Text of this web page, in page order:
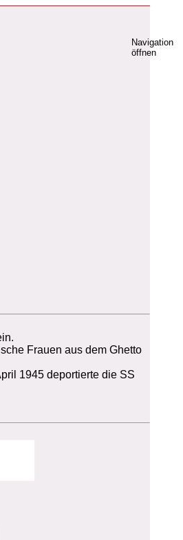
Navigation
öffnen
Frauen aus dem Ghetto
1945 deportierte die SS